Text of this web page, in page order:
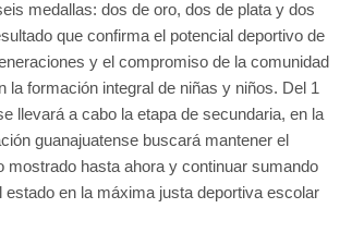
medallas: dos de oro, dos de plata y dos
que confirma el potencial deportivo de
y el compromiso de la comunidad
la formación integral de niñas y niños. Del 1
llevará a cabo la etapa de secundaria, en la
guanajuatense buscará mantener el
mostrado hasta ahora y continuar sumando
estado en la máxima justa deportiva escolar